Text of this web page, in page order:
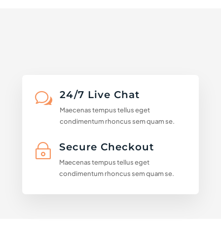
w 24/7 Live Chat
Maecenas tempus tellus eget
condimentum rhoncus sem quam se.
~ Secure Checkout
Maecenas tempus tellus eget
condimentum rhoncus sem quam se.